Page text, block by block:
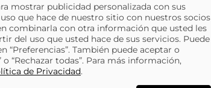
mostrar publicidad personalizada con sus
que hace de nuestro sitio con nuestros socios
combinarla con otra información que usted les
del uso que usted hace de sus servicios. Puede
También puede aceptar o
“Rechazar todas”. Para más información,
de Privacidad.